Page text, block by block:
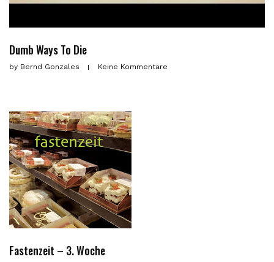
Dumb Ways To Die
by Bernd Gonzales Keine Kommentare
Fastenzeit – 3. Woche